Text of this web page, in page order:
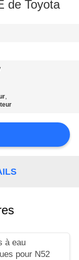
de Toyota
,
à eau
pour N52